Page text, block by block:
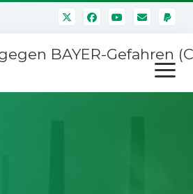
BAYER-Gefahren
Menü
öffnen